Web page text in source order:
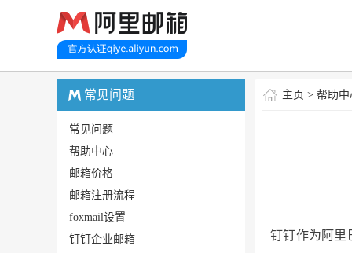
主页 > 帮助中
钉钉作为阿里
常见问题
常见问题
帮助中心
邮箱价格
邮箱注册流程
foxmail设置
钉钉企业邮箱